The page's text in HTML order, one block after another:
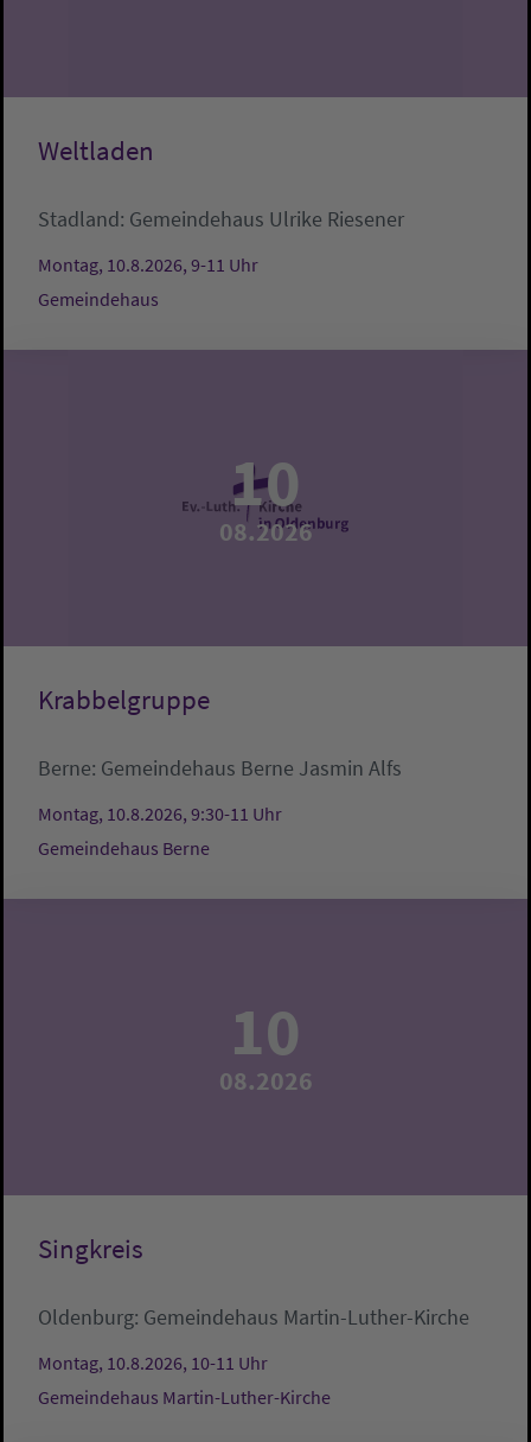
Weltladen
Stadland: Gemeindehaus Ulrike Riesener
Montag, 10.8.2026, 9-11 Uhr
Gemeindehaus
10
08.2026
Krabbelgruppe
Berne: Gemeindehaus Berne Jasmin Alfs
Montag, 10.8.2026, 9:30-11 Uhr
Gemeindehaus Berne
10
08.2026
Singkreis
Oldenburg: Gemeindehaus Martin-Luther-Kirche
Montag, 10.8.2026, 10-11 Uhr
Gemeindehaus Martin-Luther-Kirche